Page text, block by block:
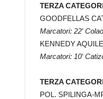
TERZA
GOODFELLAS
Marcatori: 22′
KENNEDY
Marcatori: 10′
TERZA
POL. SPILINGA-